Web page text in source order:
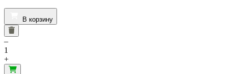
В корзину
–
1
+